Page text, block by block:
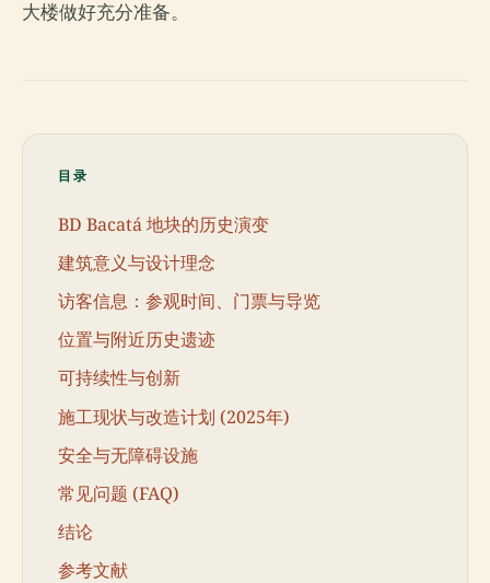
大楼做好充分准备。
目录
BD Bacatá 地块的历史演变
建筑意义与设计理念
访客信息：参观时间、门票与导览
位置与附近历史遗迹
可持续性与创新
施工现状与改造计划 (2025年)
安全与无障碍设施
常见问题 (FAQ)
结论
参考文献